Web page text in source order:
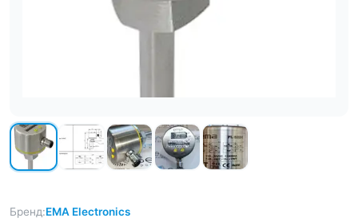
Бренд:EMA Electronics